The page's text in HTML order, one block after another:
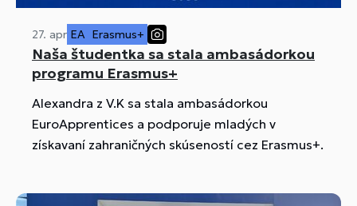
27. apr EA Erasmus+
Naša študentka sa stala ambasádorkou
programu Erasmus+
Alexandra z V.K sa stala ambasádorkou
EuroApprentices a podporuje mladých v
získavaní zahraničných skúseností cez Erasmus+.